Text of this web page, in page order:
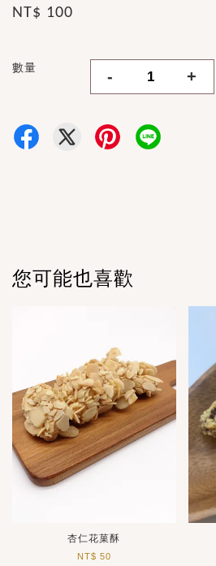
NT$ 100
數量 - +
您可能也喜歡
杏仁花菓酥
NT$ 50